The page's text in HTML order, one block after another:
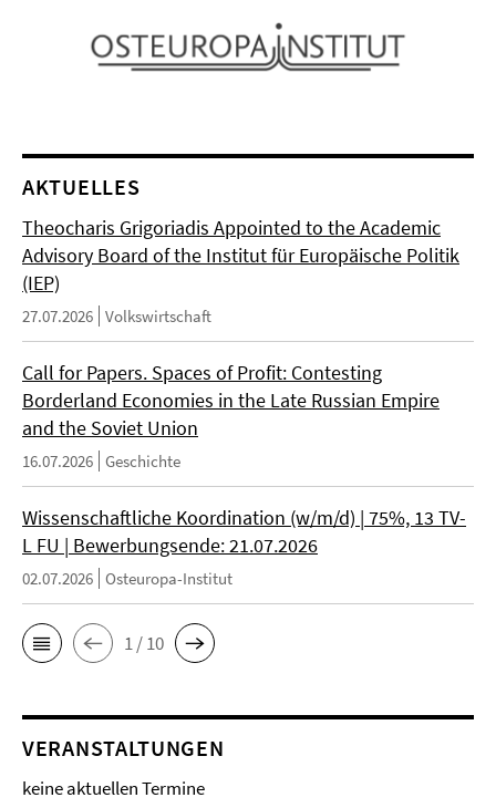
AKTUELLES
Theocharis Grigoriadis Appointed to the Academic
Advisory Board of the Institut für Europäische Politik
(IEP)
27.07.2026 Volkswirtschaft
Call for Papers. Spaces of Profit: Contesting
Borderland Economies in the Late Russian Empire
and the Soviet Union
16.07.2026 Geschichte
Wissenschaftliche Koordination (w/m/d) | 75%, 13 TV-
L FU | Bewerbungsende: 21.07.2026
02.07.2026 Osteuropa-Institut
1 / 10
VERANSTALTUNGEN
keine aktuellen Termine